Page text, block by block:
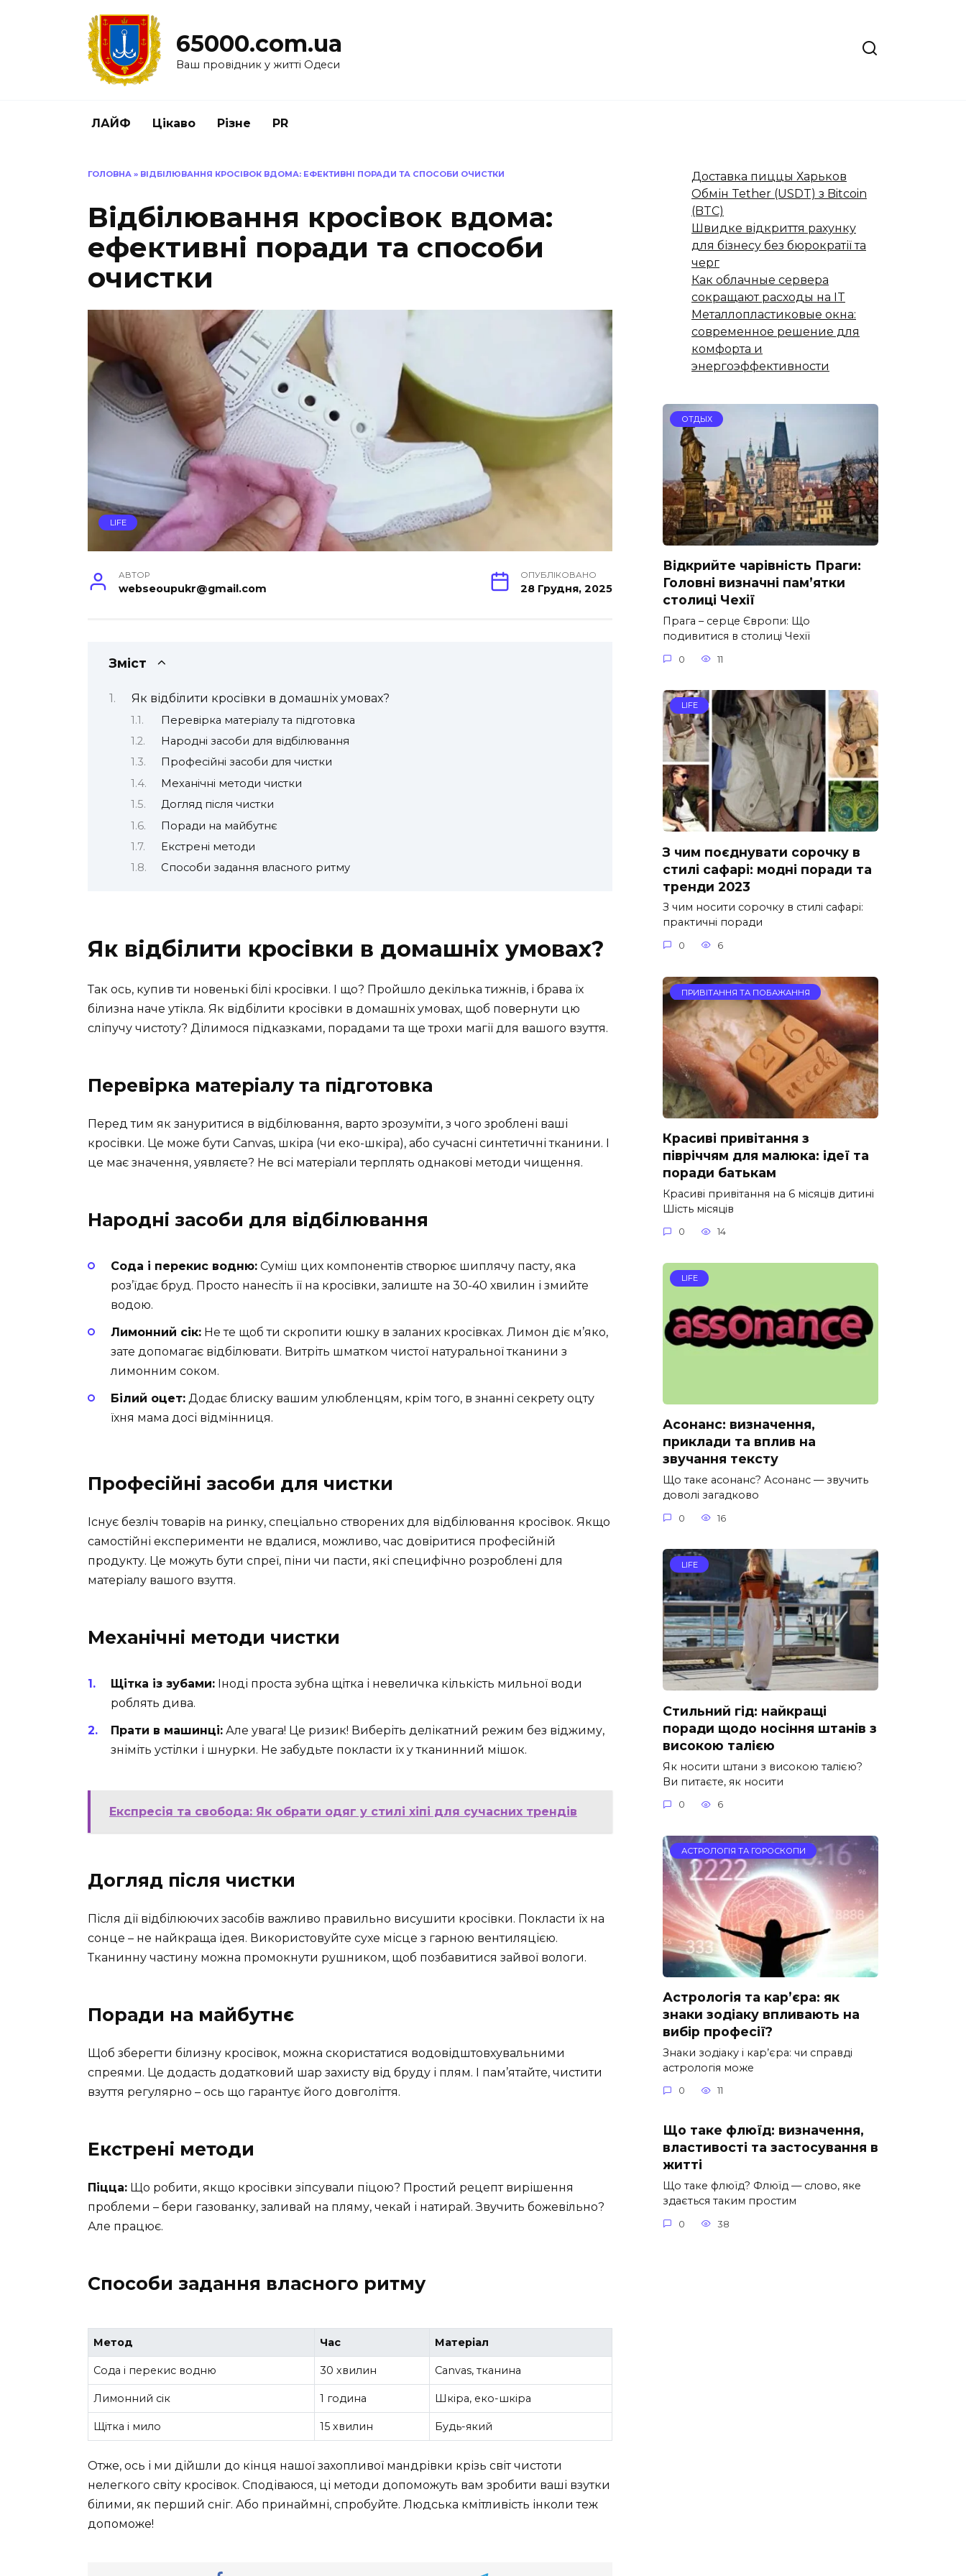
65000.com.ua
Ваш провідник у житті Одеси
ЛАЙФ Цікаво Різне PR
ГОЛОВНА » ВІДБІЛЮВАННЯ КРОСІВОК ВДОМА: ЕФЕКТИВНІ ПОРАДИ ТА СПОСОБИ ОЧИСТКИ
Відбілювання кросівок вдома:
ефективні поради та способи
очистки
LIFE
АВТОР
webseoupukr@gmail.com
ОПУБЛІКОВАНО
28 Грудня, 2025
Зміст
Як відбілити кросівки в домашніх умовах?
Перевірка матеріалу та підготовка
Народні засоби для відбілювання
Професійні засоби для чистки
Механічні методи чистки
Догляд після чистки
Поради на майбутнє
Екстрені методи
Способи задання власного ритму
Як відбілити кросівки в домашніх умовах?
Так ось, купив ти новенькі білі кросівки. І що? Пройшло декілька тижнів, і брава їх
білизна наче утікла. Як відбілити кросівки в домашніх умовах, щоб повернути цю
сліпучу чистоту? Ділимося підказками, порадами та ще трохи магії для вашого взуття.
Перевірка матеріалу та підготовка
Перед тим як зануритися в відбілювання, варто зрозуміти, з чого зроблені ваші
кросівки. Це може бути Canvas, шкіра (чи еко-шкіра), або сучасні синтетичні тканини. І
це має значення, уявляєте? Не всі матеріали терплять однакові методи чищення.
Народні засоби для відбілювання
Сода і перекис водню: Суміш цих компонентів створює шиплячу пасту, яка
роз’їдає бруд. Просто нанесіть її на кросівки, залиште на 30-40 хвилин і змийте
водою.
Лимонний сік: Не те щоб ти скропити юшку в заланих кросівках. Лимон діє м’яко,
зате допомагає відбілювати. Витріть шматком чистої натуральної тканини з
лимонним соком.
Білий оцет: Додає блиску вашим улюбленцям, крім того, в знанні секрету оцту
їхня мама досі відмінниця.
Професійні засоби для чистки
Існує безліч товарів на ринку, спеціально створених для відбілювання кросівок. Якщо
самостійні експерименти не вдалися, можливо, час довіритися професійній
продукту. Це можуть бути спреї, піни чи пасти, які специфічно розроблені для
матеріалу вашого взуття.
Механічні методи чистки
Щітка із зубами: Іноді проста зубна щітка і невеличка кількість мильної води
роблять дива.
Прати в машинці: Але увага! Це ризик! Виберіть делікатний режим без віджиму,
зніміть устілки і шнурки. Не забудьте покласти їх у тканинний мішок.
Експресія та свобода: Як обрати одяг у стилі хіпі для сучасних трендів
Догляд після чистки
Після дії відбілюючих засобів важливо правильно висушити кросівки. Покласти їх на
сонце – не найкраща ідея. Використовуйте сухе місце з гарною вентиляцією.
Тканинну частину можна промокнути рушником, щоб позбавитися зайвої вологи.
Поради на майбутнє
Щоб зберегти білизну кросівок, можна скористатися водовідштовхувальними
спреями. Це додасть додатковий шар захисту від бруду і плям. І пам’ятайте, чистити
взуття регулярно – ось що гарантує його довголіття.
Екстрені методи
Піцца: Що робити, якщо кросівки зіпсували піцою? Простий рецепт вирішення
проблеми – бери газованку, заливай на пляму, чекай і натирай. Звучить божевільно?
Але працює.
Способи задання власного ритму
Метод Час Матеріал
Сода і перекис водню 30 хвилин Canvas, тканина
Лимонний сік 1 година Шкіра, еко-шкіра
Щітка і мило 15 хвилин Будь-який
Отже, ось і ми дійшли до кінця нашої захопливої мандрівки крізь світ чистоти
нелегкого світу кросівок. Сподіваюся, ці методи допоможуть вам зробити ваші взутки
білими, як перший сніг. Або принаймні, спробуйте. Людська кмітливість інколи теж
допоможе!
Доставка пиццы Харьков
Обмін Tether (USDT) з Bitcoin
(BTC)
Швидке відкриття рахунку
для бізнесу без бюрократії та
черг
Как облачные сервера
сокращают расходы на IT
Металлопластиковые окна:
современное решение для
комфорта и
энергоэффективности
ОТДЫХ
Відкрийте чарівність Праги:
Головні визначні пам’ятки
столиці Чехії
Прага – серце Європи: Що
подивитися в столиці Чехії
0 11
LIFE
З чим поєднувати сорочку в
стилі сафарі: модні поради та
тренди 2023
З чим носити сорочку в стилі сафарі:
практичні поради
0 6
ПРИВІТАННЯ ТА ПОБАЖАННЯ
Красиві привітання з
півріччям для малюка: ідеї та
поради батькам
Красиві привітання на 6 місяців дитині
Шість місяців
0 14
LIFE
Асонанс: визначення,
приклади та вплив на
звучання тексту
Що таке асонанс? Асонанс — звучить
доволі загадково
0 16
LIFE
Стильний гід: найкращі
поради щодо носіння штанів з
високою талією
Як носити штани з високою талією?
Ви питаєте, як носити
0 6
АСТРОЛОГІЯ ТА ГОРОСКОПИ
Астрологія та кар’єра: як
знаки зодіаку впливають на
вибір професії?
Знаки зодіаку і кар’єра: чи справді
астрологія може
0 11
Що таке флюїд: визначення,
властивості та застосування в
житті
Що таке флюїд? Флюїд — слово, яке
здається таким простим
0 38